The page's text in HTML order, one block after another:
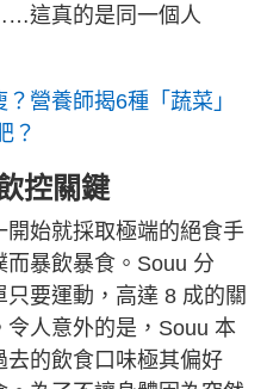
這真的是同一個人
營養師揭6種「蔬菜」
？
控關鍵
始就採取極端的絕食手
暴飲暴食。Souu 分
要運動，高達 8 成的關
人意外的是，Souu 本
的飲食口味極其偏好